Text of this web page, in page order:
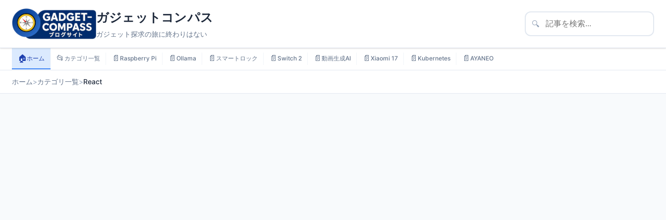
ガジェットコンパス
ガジェット探求の旅に終わりはない
🔍
🏠ホーム 📂 カテゴリ一覧 📄 Raspberry Pi 📄 Ollama 📄 スマートロック 📄 Switch 2 📄 動画生成AI 📄 Xiaomi 17 📄 Kubernetes 📄 AYANEO
ホーム>カテゴリ一覧>React